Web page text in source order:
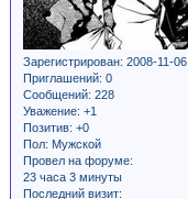
Зарегистрирован: 2008-11-06
Приглашений: 0
Сообщений: 228
Уважение: +1
Позитив: +0
Пол: Мужской
Провел на форуме:
23 часа 3 минуты
Последний визит: